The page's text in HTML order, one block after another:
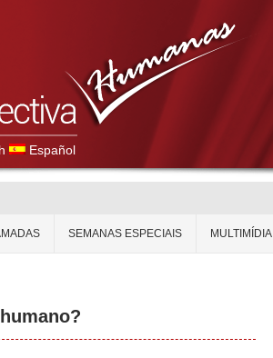
Español
SEMANAS ESPECIAIS MULTIMÍDIA